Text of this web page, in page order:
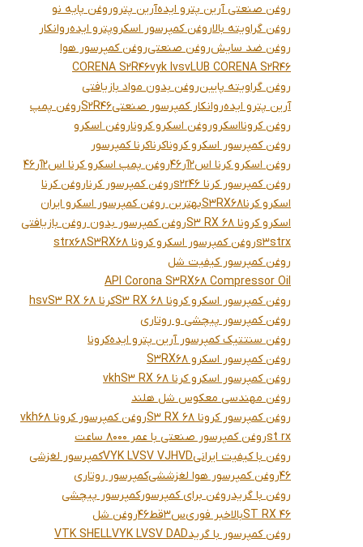
روغن صنعتی آرین پترو ایدهآرین پتروروغن پایه نو
روغن گراویته بالاروغن کمپرسور اسکروپترو ایدهروانکار
روغن ضد سایشروغن صنعتیروغن کمپرسور هوا
LUB CORENA S2R46
vyk lvsv
CORENA S2R46
روغن گراویته پایینروغن بدون مواد بازیافتی
آرین پترو ایدهروانکار کمپرسور صنعتیS2R46روغن پمپ
روغن کرونااسکروروغن اسکرو کروناروغن اسکرو
روغن کمپرسور اسکرو کروناکرناکرنا کمپرسور
روغن اسکرو کرنا اس2آر46
روغن پمپ اسکرو کرنا اس2آر46
روغن کمپرسور کرنا s2r46
روغن کمپرسور کرناروغن کرنا
اسکرو کرناS3RX68بهترین روغن کمپرسور اسکرو ایران
اسکرو کرونا S3 RX 68
روغن کمپرسور بدون روغن بازیافتی
strx
s3روغن کمپرسور اسکرو کرونا S3RX68
strx68
روغن کمپرسور کیفیت شل
API Corona S3RX68 Compressor Oil
روغن کمپرسور اسکرو کرونا S3 RX 68
کرنا S3 RX 68
hsv
روغن کمپرسور پیچشی و روتاری
روغن سنتتیک کمپرسور آرین پترو ایدهکرونا
روغن کمپرسور اسکرو S3RX68
روغن کمپرسور اسکرو کرنا S3 RX 68
vkh
روغن مهندسی معکوس شل هلند
روغن کمپرسور کرونا S3 RX 68
روغن کمپرسور کرونا 68
vkh
st rxروغن کمپرسور صنعتی با عمر 8000 ساعت
روغن با کیفیت ایرانیVYK LVSV VJHVDکمپرسور لغزشی
46روغن کمپرسور هوا لغزششیکمپرسور روتاری
روغن با گریدروغن برای کمپرسورکمپرسور پیچشی
ST RX 46بالاخبر فوریس3قط46
روغن شل
روغن کمپرسور با گریدVYK LVSV DAD
VTK SHELL